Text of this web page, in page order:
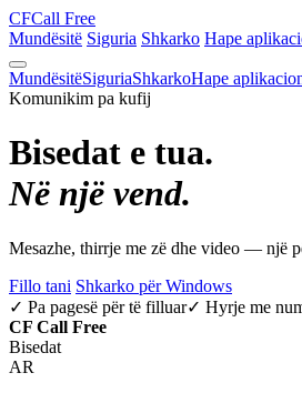
CFCall Free
Mundësitë Siguria Shkarko Hape
MundësitëSiguriaShkarkoHape
Komunikim pa kufij
Bisedat e tua.
Në një vend.
Mesazhe, thirrje me zë dhe video — një
Fillo tani Shkarko për Windows
✓ Pa pagesë për të filluar✓ Hyrje me
CF Call Free
Bisedat
AR